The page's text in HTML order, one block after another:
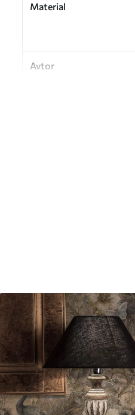
Material
Avtor
Razpoložljivi materiali
Standard
.00 €/m²